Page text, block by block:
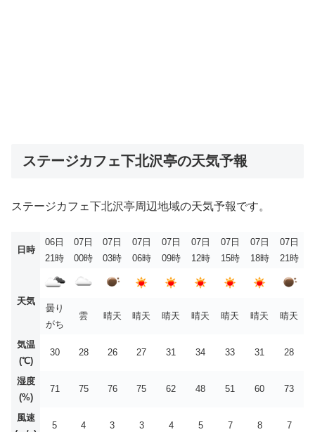
ステージカフェ下北沢亭の天気予報
ステージカフェ下北沢亭周辺地域の天気予報です。
日時
06日
21時
07日
00時
07日
03時
07日
06時
07日
09時
07日
12時
07日
15時
07日
18時
07日
21時
天気
曇り
がち
雲 晴天 晴天 晴天 晴天 晴天 晴天 晴天
気温
(℃)
30 28 26 27 31 34 33 31 28
湿度
(%)
71 75 76 75 62 48 51 60 73
風速
5 4 3 3 4 5 7 8 7